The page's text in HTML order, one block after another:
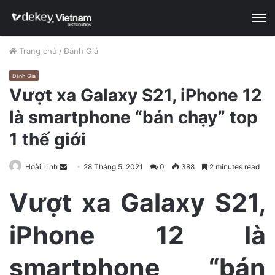
Trang chủ / Đánh Giá
Đánh Giá
Vượt xa Galaxy S21, iPhone 12
là smartphone “bán chạy” top
1 thế giới
Hoài Linh
n
d
m
28 Tháng 5, 2021 0 388 2 minutes read
Vượt xa Galaxy S21,
iPhone 12 là
smartphone “bán